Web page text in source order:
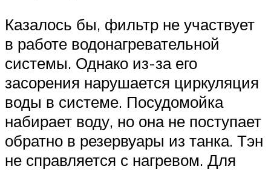
Казалось бы, фильтр не участвует
в работе водонагревательной
системы. Однако из-за его
засорения нарушается циркуляция
воды в системе. Посудомойка
набирает воду, но она не поступает
обратно в резервуары из танка. Тэн
не справляется с нагревом. Для